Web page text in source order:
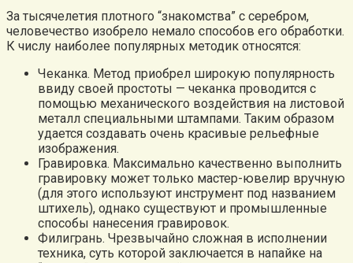
За тысячелетия плотного “знакомства” с серебром,
человечество изобрело немало способов его обработки.
К числу наиболее популярных методик относятся:
Чеканка. Метод приобрел широкую популярность
ввиду своей простоты — чеканка проводится с
помощью механического воздействия на листовой
металл специальными штампами. Таким образом
удается создавать очень красивые рельефные
изображения.
Гравировка. Максимально качественно выполнить
гравировку может только мастер-ювелир вручную
(для этого используют инструмент под названием
штихель), однако существуют и промышленные
способы нанесения гравировок.
Филигрань. Чрезвычайно сложная в исполнении
техника, суть которой заключается в напайке на